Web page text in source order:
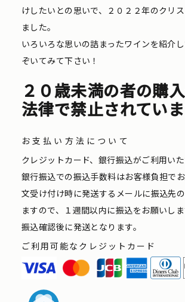
けしたいとの思いで、２０２２年のクリ
ました。
いろいろな思いの詰まったワインを紹介
ぞいてみて下さい！
２０歳未満の者の購
法律で禁止されていま
お支払い方法について
クレジットカード、銀行振込がご利用いた
銀行振込での振込手数料はお客様負担で
文受け付け時に発送するメールに振込先
ますので、１週間以内に振込をお願いし
振込確認後に発送となります。
ご利用可能なクレジットカード